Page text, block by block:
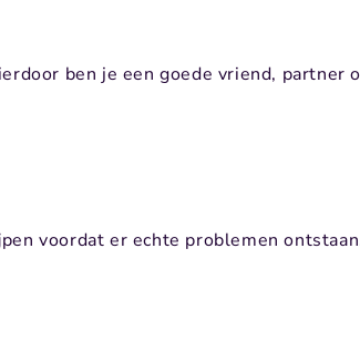
ben je een goede vriend, partner
voordat er echte problemen